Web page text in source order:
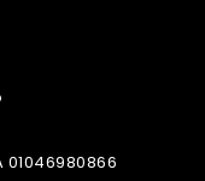
01046980866